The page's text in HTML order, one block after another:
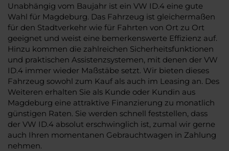
Unabhängig vom Baujahr ist ein VW ID.4 eine gute
Wahl für Magdeburg. Das Fahrzeug ist gleichermaßen
für den Stadtverkehr wie für Fahrten von Ort zu Ort
geeignet und weist eine bemerkenswerte Effizienz auf.
Hinzu kommen die zahlreichen Sicherheitsfunktionen
und praktischen Assistenzsystemen, mit denen der VW
ID.4 immer wieder Maßstäbe setzt. Wir bieten dieses
Fahrzeug sowohl zum Kauf als auch im Leasing an. Des
Weiteren erhalten Sie als Kunde oder Kundin aus
Magdeburg eine attraktive Finanzierung zu monatlich
günstigen Raten. Sie werden schnell feststellen, dass
der VW ID.4 absolut erschwinglich ist, zumal wir gerne
auch Ihren momentanen Gebrauchtwagen in Zahlung
nehmen.